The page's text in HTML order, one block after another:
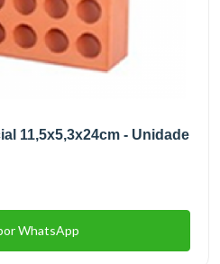
11,5x5,3x24cm - Unidade
WhatsApp